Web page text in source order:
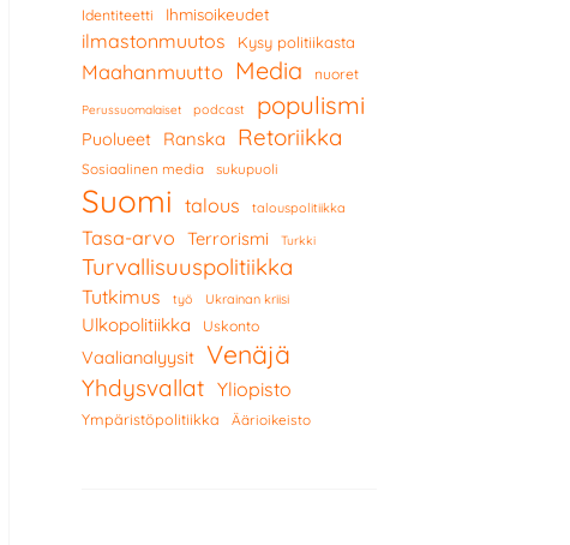
Identiteetti Ihmisoikeudet
ilmastonmuutos Kysy politiikasta
Maahanmuutto Media nuoret
Perussuomalaiset podcast populismi
Puolueet Ranska Retoriikka
Sosiaalinen media sukupuoli
Suomi talous talouspolitiikka
Tasa-arvo Terrorismi Turkki
Turvallisuuspolitiikka
Tutkimus työ Ukrainan kriisi
Ulkopolitiikka Uskonto
Vaalianalyysit Venäjä
Yhdysvallat Yliopisto
Ympäristöpolitiikka Äärioikeisto